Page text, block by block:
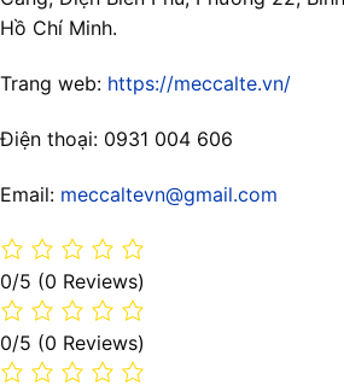
Hồ Chí Minh.
Trang web: https://meccalte.vn/
Điện thoại: 0931 004 606
Email: meccaltevn@gmail.com
0/5 (0 Reviews)
0/5 (0 Reviews)